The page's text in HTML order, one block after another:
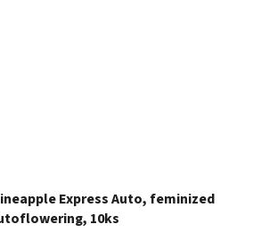
Express Auto, feminized
10ks